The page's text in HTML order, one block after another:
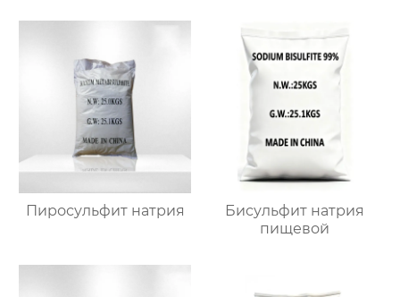
Пиросульфит натрия
Бисульфит натрия
пищевой